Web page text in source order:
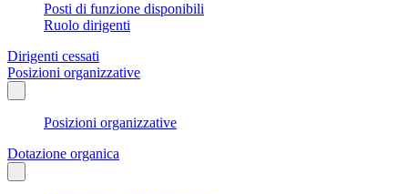
Posti di funzione disponibili
Ruolo dirigenti
Dirigenti cessati
Posizioni organizzative
Posizioni organizzative
Dotazione organica